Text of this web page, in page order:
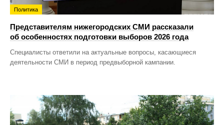
Политика
Представителям нижегородских СМИ рассказали
об особенностях подготовки выборов 2026 года
Специалисты ответили на актуальные вопросы, касающиеся
деятельности СМИ в период предвыборной кампании.